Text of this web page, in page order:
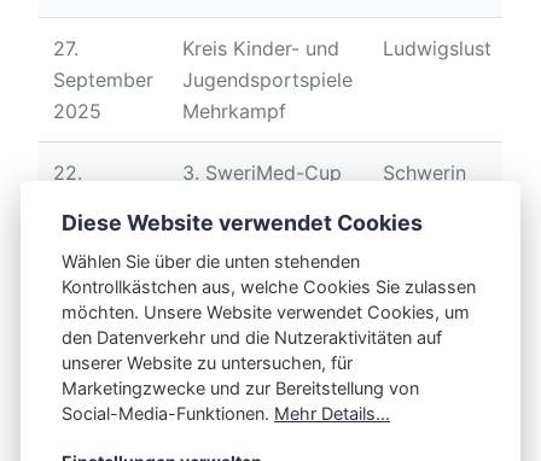
27.
September
2025
Kreis Kinder- und
Jugendsportspiele
Mehrkampf
Ludwigslust
22.
2025
3. SweriMed-Cup Schwerin
This article was updated on 16. März 2025
Diese Website verwendet Cookies
Wählen Sie über die unten stehenden
Kontrollkästchen aus, welche Cookies Sie zulassen
möchten. Unsere Website verwendet Cookies, um
den Datenverkehr und die Nutzeraktivitäten auf
unserer Website zu untersuchen, für
Marketingzwecke und zur Bereitstellung von
Social-Media-Funktionen. Mehr Details...